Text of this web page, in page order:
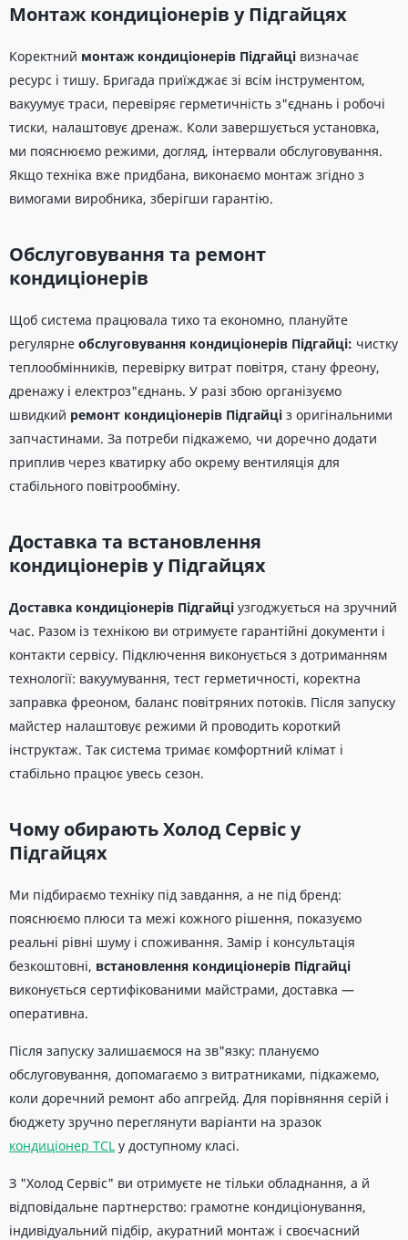
Монтаж кондиціонерів у Підгайцях
Коректний монтаж кондиціонерів Підгайці визначає
ресурс і тишу. Бригада приїжджає зі всім інструментом,
вакуумує траси, перевіряє герметичність з"єднань і робочі
тиски, налаштовує дренаж. Коли завершується установка,
ми пояснюємо режими, догляд, інтервали обслуговування.
Якщо техніка вже придбана, виконаємо монтаж згідно з
вимогами виробника, зберігши гарантію.
Обслуговування та ремонт
кондиціонерів
Щоб система працювала тихо та економно, плануйте
регулярне обслуговування кондиціонерів Підгайці: чистку
теплообмінників, перевірку витрат повітря, стану фреону,
дренажу і електроз"єднань. У разі збою організуємо
швидкий ремонт кондиціонерів Підгайці з оригінальними
запчастинами. За потреби підкажемо, чи доречно додати
приплив через кватирку або окрему вентиляція для
стабільного повітрообміну.
Доставка та встановлення
кондиціонерів у Підгайцях
Доставка кондиціонерів Підгайці узгоджується на зручний
час. Разом із технікою ви отримуєте гарантійні документи і
контакти сервісу. Підключення виконується з дотриманням
технології: вакуумування, тест герметичності, коректна
заправка фреоном, баланс повітряних потоків. Після запуску
майстер налаштовує режими й проводить короткий
інструктаж. Так система тримає комфортний клімат і
стабільно працює увесь сезон.
Чому обирають Холод Сервіс у
Підгайцях
Ми підбираємо техніку під завдання, а не під бренд:
пояснюємо плюси та межі кожного рішення, показуємо
реальні рівні шуму і споживання. Замір і консультація
безкоштовні, встановлення кондиціонерів Підгайці
виконується сертифікованими майстрами, доставка —
оперативна.
Після запуску залишаємося на зв"язку: плануємо
обслуговування, допомагаємо з витратниками, підкажемо,
коли доречний ремонт або апгрейд. Для порівняння серій і
бюджету зручно переглянути варіанти на зразок
кондиціонер TCL у доступному класі.
З "Холод Сервіс" ви отримуєте не тільки обладнання, а й
відповідальне партнерство: грамотне кондиціонування,
індивідуальний підбір, акуратний монтаж і своєчасний